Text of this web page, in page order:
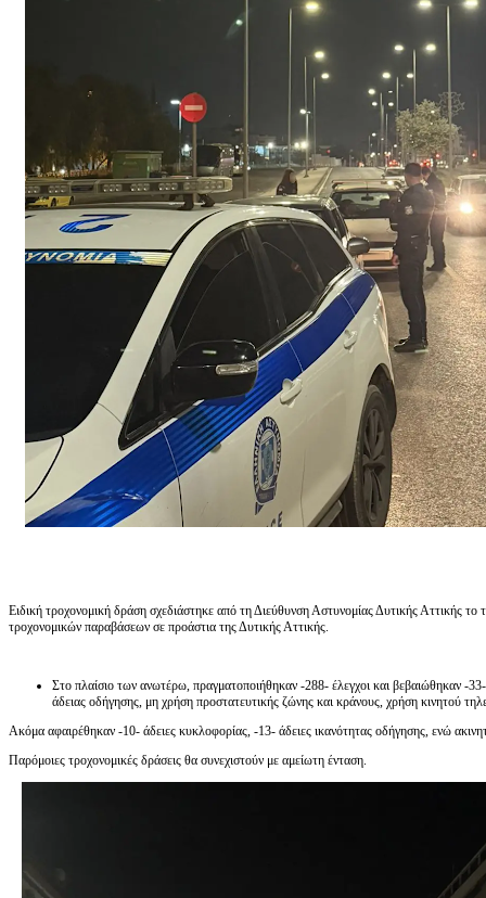
Ειδική τροχονομική δράση σχεδιάστηκε από τη Διεύθυνση Αστυνομίας Δυτικής Αττικής το
τροχονομικών παραβάσεων σε προάστια της Δυτικής Αττικής.
Στο πλαίσιο των ανωτέρω, πραγματοποιήθηκαν -288- έλεγχοι και βεβαιώθηκαν -
άδειας οδήγησης, μη χρήση προστατευτικής ζώνης και κράνους, χρήση κινητού
Ακόμα αφαιρέθηκαν -10- άδειες κυκλοφορίας, -13- άδειες ικανότητας οδήγησης, ενώ
Παρόμοιες τροχονομικές δράσεις θα συνεχιστούν με αμείωτη ένταση.